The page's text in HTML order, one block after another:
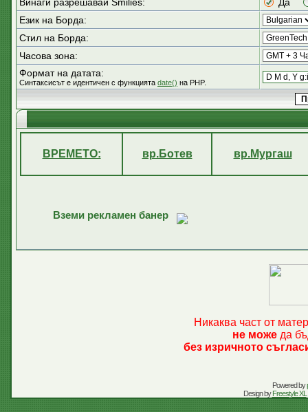
Език на Борда:
Стил на Борда:
Часова зона:
Формат на датата:
Синтаксисът е идентичен с функцията date() на PHP.
ВРЕМЕТО: вр.Ботев вр.Мургаш
Вземи рекламен банер
Никаква част от
не може да
без изричното
Powered by
Design byFreestyle XL